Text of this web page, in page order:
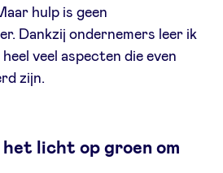
hulp is geen
Dankzij ondernemers leer ik
veel aspecten die even
zijn.
licht op groen om